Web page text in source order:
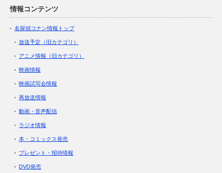
情報コンテンツ
名探偵コナン情報トップ
放送予定（旧カテゴリ）
アニメ情報（旧カテゴリ）
映画情報
映画試写会情報
再放送情報
動画・音声配信
ラジオ情報
本・コミックス発売
プレゼント・招待情報
DVD発売